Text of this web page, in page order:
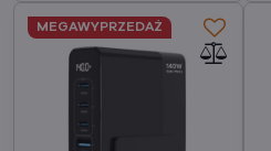
MEGAWYPRZEDAŻ